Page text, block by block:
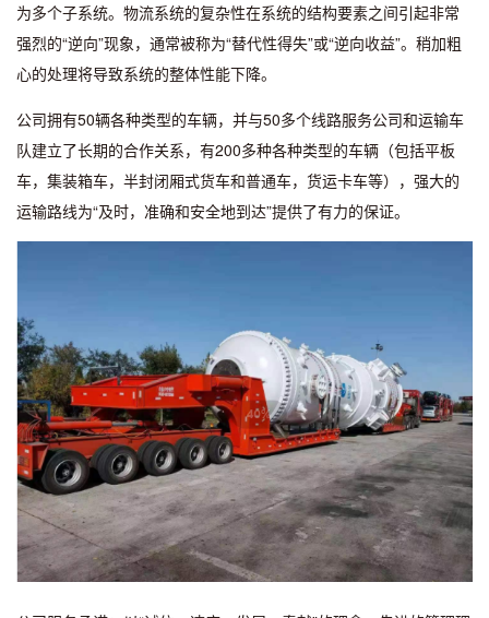
为多个子系统。物流系统的复杂性在系统的结构要素之间引起非常
强烈的“逆向”现象，通常被称为“替代性得失”或“逆向收益”。稍加粗
心的处理将导致系统的整体性能下降。
公司拥有50辆各种类型的车辆，并与50多个线路服务公司和运输车
队建立了长期的合作关系，有200多种各种类型的车辆（包括平板
车，集装箱车，半封闭厢式货车和普通车，货运卡车等），强大的
运输路线为“及时，准确和安全地到达”提供了有力的保证。